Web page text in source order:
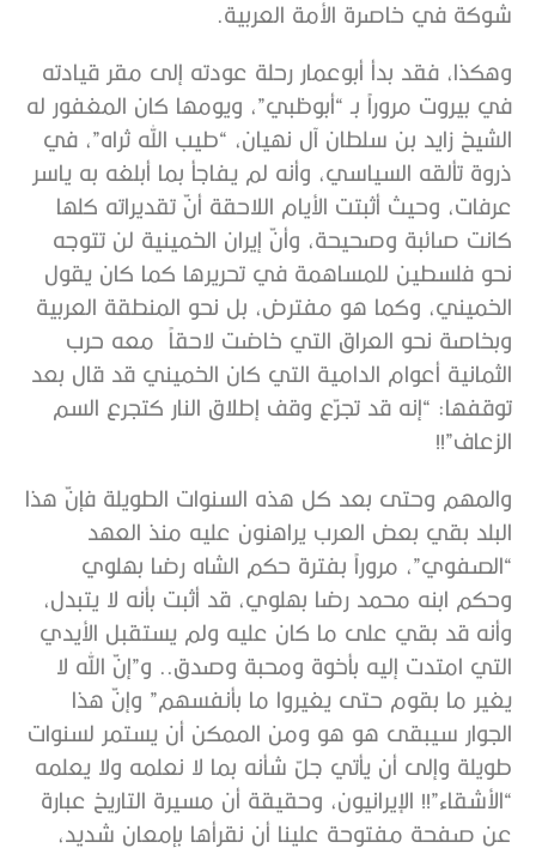
شوكة في خاصرة الأمة العربية.
وهكذا، فقد بدأ أبوعمار رحلة عودته إلى مقر قيادته
في بيروت مروراً بـ “أبوظبي”، ويومها كان المغفور له
الشيخ زايد بن سلطان آل نهيان، “طيب الله ثراه”، في
ذروة تألقه السياسي، وأنه لم يفاجأ بما أبلغه به ياسر
عرفات، وحيث أثبتت الأيام اللاحقة أنّ تقديراته كلها
كانت صائبة وصحيحة، وأنّ إيران الخمينية لن تتوجه
نحو فلسطين للمساهمة في تحريرها كما كان يقول
الخميني، وكما هو مفترض، بل نحو المنطقة العربية
وبخاصة نحو العراق التي خاضت لاحقاً معه حرب
الثمانية أعوام الدامية التي كان الخميني قد قال بعد
توقفها: “إنه قد تجرّع وقف إطلاق النار كتجرع السم
الزعاف”!!
والمهم وحتى بعد كل هذه السنوات الطويلة فإنّ هذا
البلد بقي بعض العرب يراهنون عليه منذ العهد
“الصفوي”، مروراً بفترة حكم الشاه رضا بهلوي
وحكم ابنه محمد رضا بهلوي، قد أثبت بأنه لا يتبدل،
وأنه قد بقي على ما كان عليه ولم يستقبل الأيدي
التي امتدت إليه بأخوة ومحبة وصدق.. و”إنّ الله لا
يغير ما بقوم حتى يغيروا ما بأنفسهم” وإنّ هذا
الجوار سيبقى هو هو ومن الممكن أن يستمر لسنوات
طويلة وإلى أن يأتي جلّ شأنه بما لا نعلمه ولا يعلمه
“الأشقاء”!! الإيرانيون، وحقيقة أن مسيرة التاريخ عبارة
عن صفحة مفتوحة علينا أن نقرأها بإمعان شديد،